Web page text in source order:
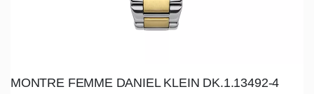
MONTRE FEMME DANIEL KLEIN DK.1.13492-4